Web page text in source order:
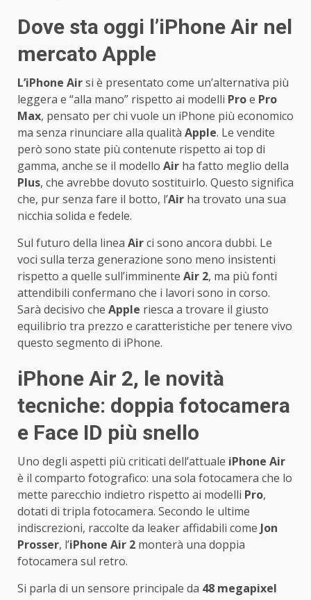
Dove sta oggi l’iPhone Air nel
mercato Apple
L’iPhone Airsi è presentato come un’alternativa più
leggera e “alla mano” rispetto ai modelli Proe Pro
Max, pensato per chi vuole un iPhone più economico
ma senza rinunciare alla qualità Apple. Le vendite
però sono state più contenute rispetto ai top di
gamma, anche se il modello Air ha fatto meglio della
Plus, che avrebbe dovuto sostituirlo. Questo significa
che, pur senza fare il botto, l’Air ha trovato una sua
nicchia solida e fedele.
Sul futuro della linea Airci sono ancora dubbi. Le
voci sulla terza generazione sono meno insistenti
rispetto a quelle sull’imminente Air 2, ma più fonti
attendibili confermano che i lavori sono in corso.
Sarà decisivo che Apple riesca a trovare il giusto
equilibrio tra prezzo e caratteristiche per tenere vivo
questo segmento di iPhone.
iPhone Air 2, le novità
tecniche: doppia fotocamera
e Face ID più snello
Uno degli aspetti più criticati dell’attuale iPhone Air
è il comparto fotografico: una sola fotocamera che lo
mette parecchio indietro rispetto ai modelli Pro,
dotati di tripla fotocamera. Secondo le ultime
indiscrezioni, raccolte da leaker affidabili come Jon
Prosser, l’iPhone Air 2 monterà una doppia
fotocamera sul retro.
Si parla di un sensore principale da 48 megapixel